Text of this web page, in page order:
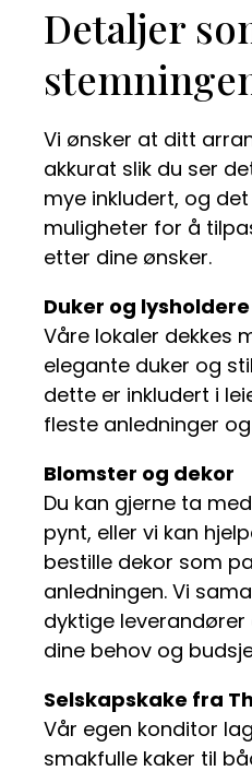
Detaljer
Vi ønsker at ditt
akkurat slik du ser
mye inkludert, og
muligheter for å
etter dine ønsker.
Duker og lysholdere
Våre lokaler dekkes
elegante duker og
dette er inkludert i
fleste anledninger
Blomster og dekor
Du kan gjerne ta
pynt, eller vi kan
bestille dekor som
anledningen. Vi
dyktige
dine behov og
Selskapskake fra
Vår egen konditor
smakfulle kaker til